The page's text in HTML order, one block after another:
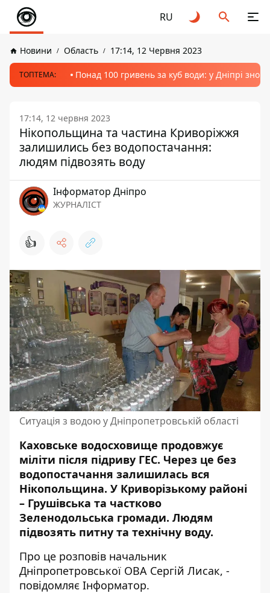
RU
Новини Область 17:14, 12 Червня 2023
ТОПТЕМА: Понад 100 гривень за куб води: у Дніпрі
17:14, 12 червня 2023
Нікопольщина та частина Криворіжжя
залишились без водопостачання:
людям підвозять воду
Інформатор Дніпро
ЖУРНАЛІСТ
👍
Ситуація з водою у Дніпропетровській області
Каховське водосховище продовжує
міліти після підриву ГЕС. Через це без
водопостачання залишилась вся
Нікопольщина. У Криворізькому районі
– Грушівська та частково
Зеленодольська громади. Людям
підвозять питну та технічну воду.
Про це розповів начальник
Дніпропетровської ОВА Сергій Лисак, -
повідомляє Інформатор.